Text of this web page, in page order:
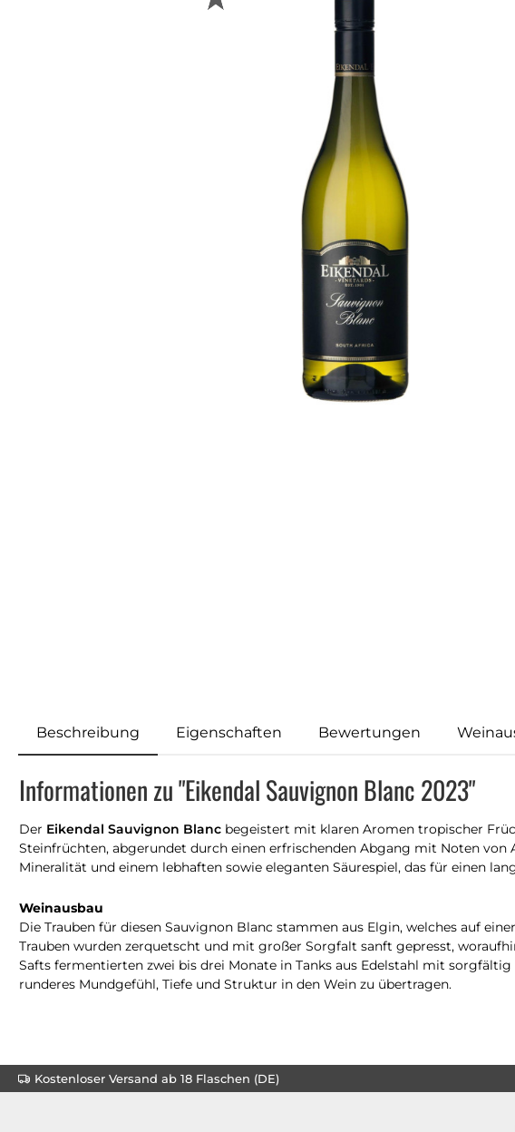
Beschreibung Eigenschaften Bewertungen
Informationen zu "Eikendal Sauvignon Blanc 2023"
Der Eikendal Sauvignon Blanc begeistert mit klaren Aromen tropischer
Steinfrüchten, abgerundet durch einen erfrischenden Abgang mit Noten
Mineralität und einem lebhaften sowie eleganten Säurespiel, das für einen
Weinausbau
Die Trauben für diesen Sauvignon Blanc stammen aus Elgin, welches auf
Trauben wurden zerquetscht und mit großer Sorgfalt sanft gepresst,
Safts fermentierten zwei bis drei Monate in Tanks aus Edelstahl mit
runderes Mundgefühl, Tiefe und Struktur in den Wein zu übertragen.
Kostenloser Versand ab 18 Flaschen (DE)